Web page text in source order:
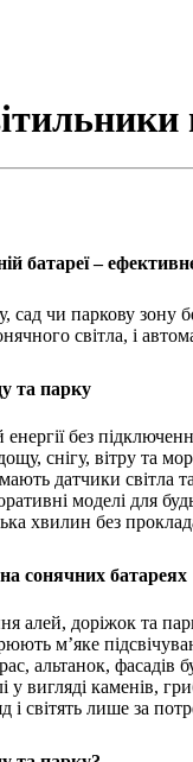
батареї –
чи паркову зону
світла, і
та парку
без
снігу, вітру та
датчики світла
моделі для
хвилин без
сонячних батареях
алей, доріжок та
м’яке
альтанок, фасадів
у вигляді каменів,
і світять лише за